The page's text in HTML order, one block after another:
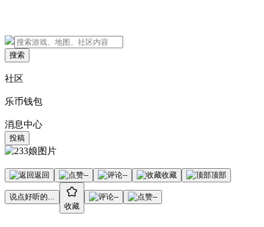
搜索
社区
乐币钱包
消息中心
投稿
返回 -- -- 收藏 顶部
说点好听的...
收藏
-- --